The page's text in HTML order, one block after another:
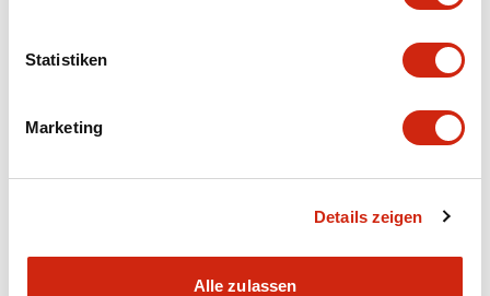
Statistiken
Marketing
Details zeigen
Alle zulassen